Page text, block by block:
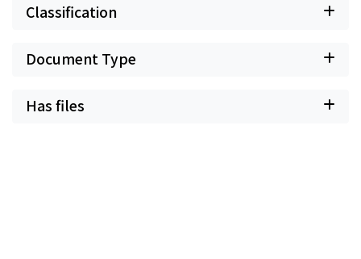
Classification
Document Type
Has files